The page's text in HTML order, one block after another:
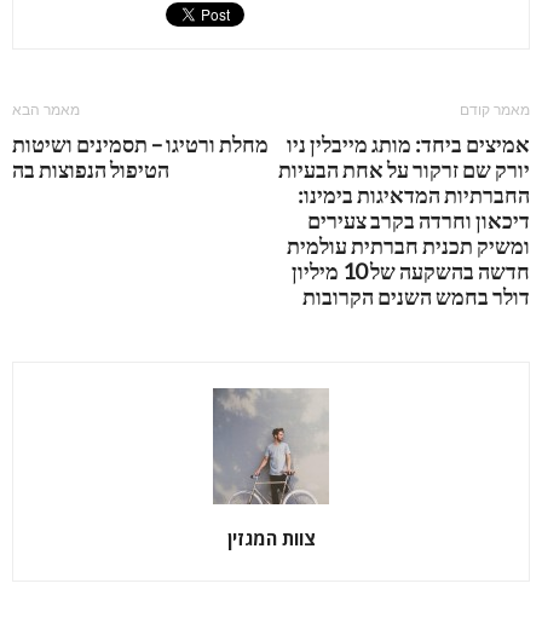
מאמר קודם
אמיצים ביחד: מותג מייבלין ניו
יורק שם זרקור על אחת הבעיות
החברתיות המדאיגות בימינו:
דיכאון וחרדה בקרב צעירים
ומשיק תכנית חברתית עולמית
חדשה בהשקעה של 10 מיליון
דולר בחמש השנים הקרובות
מאמר הבא
מחלת ורטיגו – תסמינים ושיטות
הטיפול הנפוצות בה
צוות המגזין